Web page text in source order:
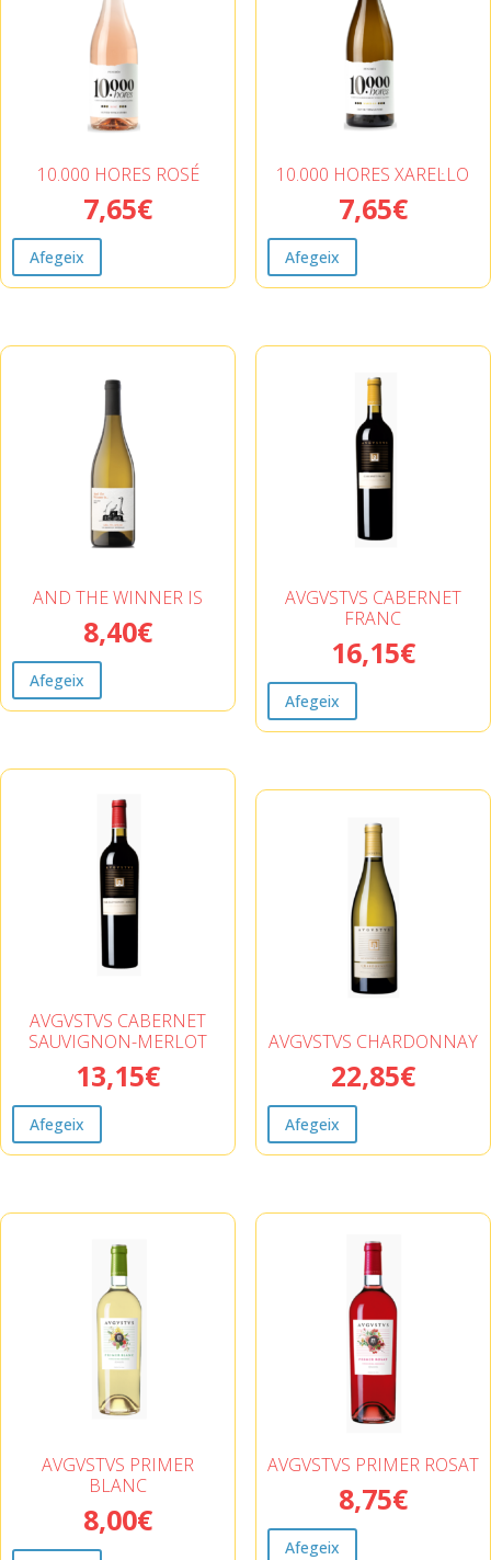
10.000 HORES ROSÉ
7,65€
Afegeix
10.000 HORES XAREL·LO
7,65€
Afegeix
AND THE WINNER IS
8,40€
Afegeix
AVGVSTVS CABERNET
FRANC
16,15€
Afegeix
AVGVSTVS CABERNET
SAUVIGNON-MERLOT
13,15€
Afegeix
AVGVSTVS CHARDONNAY
22,85€
Afegeix
AVGVSTVS PRIMER
BLANC
8,00€
AVGVSTVS PRIMER ROSAT
8,75€
Afegeix